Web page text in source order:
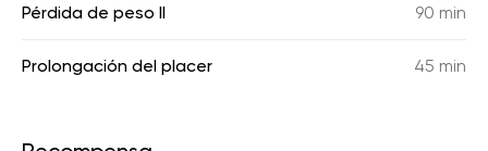
Pérdida de peso II 90 min
Prolongación del placer 45 min